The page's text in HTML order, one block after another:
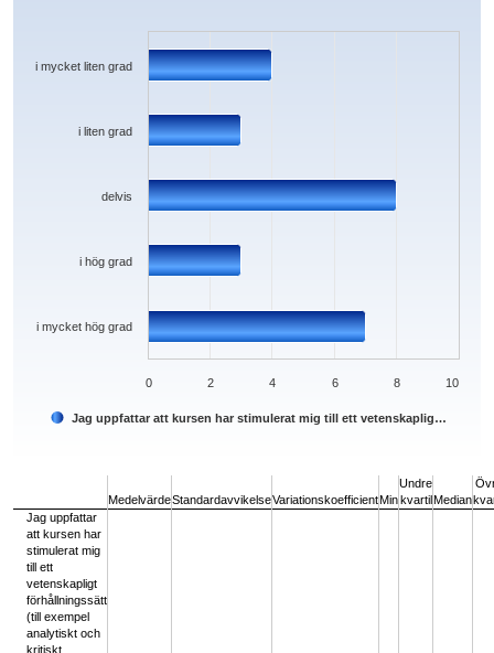
The chart has 1 X axis displaying categories.
The chart has 1 Y axis displaying values. Data ranges from 3 to 8.
Jag uppfattar att kursen har stimulerat mig till ett vetenskaplig…
i mycket hög grad
i hög grad
delvis
i liten grad
i mycket liten grad
0 2 4 6 8 10
MedelvärdeStandardavvikelseVariationskoefficientMin
Undre
kvartilMedian
Jag uppfattar
att kursen har
stimulerat mig
till ett
vetenskapligt
förhållningssätt
(till exempel
analytiskt och
kritiskt